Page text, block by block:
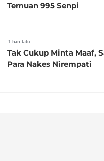
Temuan 995 Senpi
1 hari lalu
Tak Cukup Minta Maaf,
Para Nakes Nirempati